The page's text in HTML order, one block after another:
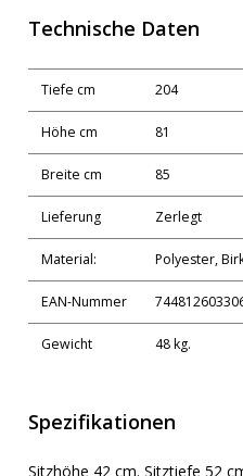
Technische Daten
Tiefe cm 204
Höhe cm 81
Breite cm 85
Lieferung Zerlegt
Material: Polyester,
EAN-Nummer
Gewicht 48 kg.
Spezifikationen
Sitzhöhe 42 cm. Sitztiefe 52